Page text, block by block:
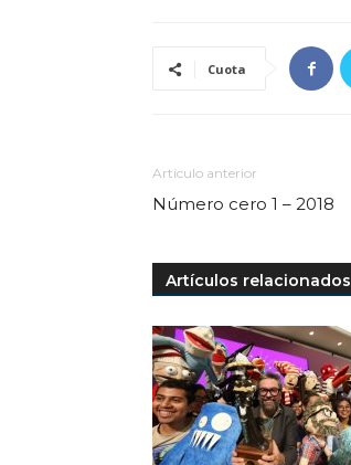
Cuota
Artículo anterior
Número cero 1 – 2018
Artículos relacionados